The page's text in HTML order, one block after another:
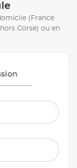
(France
Corse) ou en